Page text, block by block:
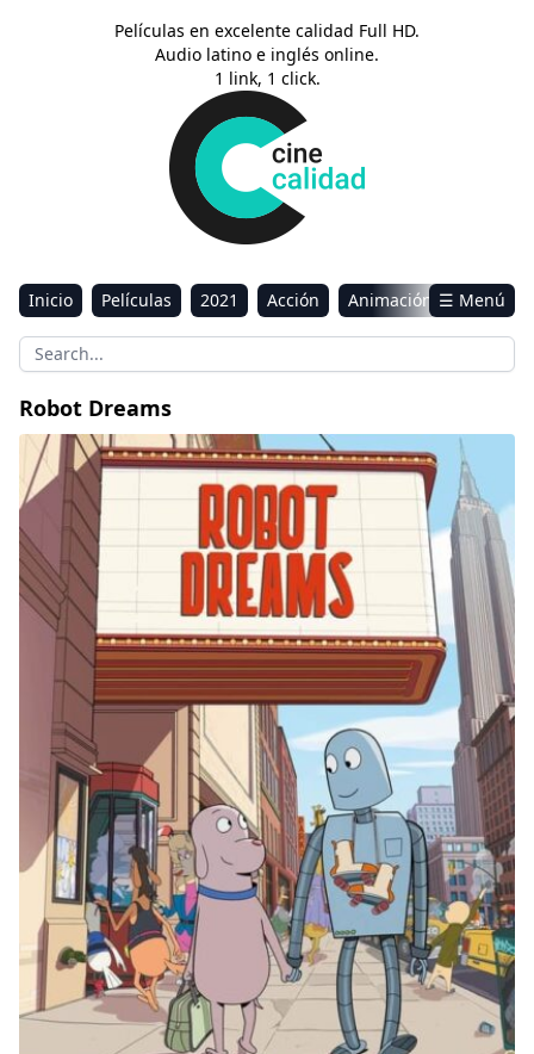
Películas en excelente calidad Full HD.
Audio latino e inglés online.
1 link, 1 click.
Inicio Películas 2021 Acción
Animación
Aventura
Ciencia ficción Comedia
Drama
Sci-Fi & Fantasy
☰ Menú
Robot Dreams